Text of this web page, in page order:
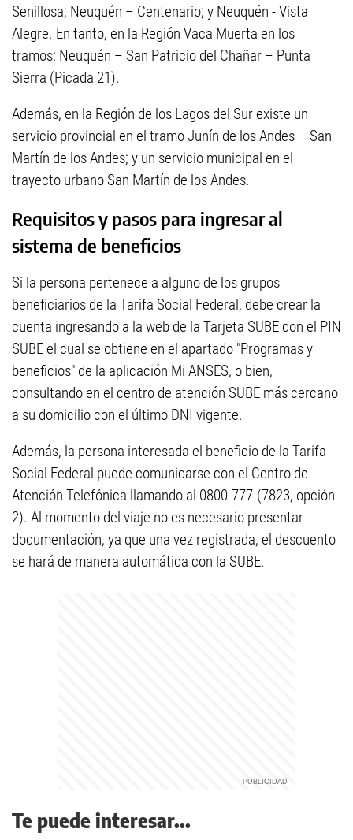
Senillosa; Neuquén – Centenario; y Neuquén - Vista
Alegre. En tanto, en la Región Vaca Muerta en los
tramos: Neuquén – San Patricio del Chañar – Punta
Sierra (Picada 21).
Además, en la Región de los Lagos del Sur existe un
servicio provincial en el tramo Junín de los Andes – San
Martín de los Andes; y un servicio municipal en el
trayecto urbano San Martín de los Andes.
Requisitos y pasos para ingresar al
sistema de beneficios
Si la persona pertenece a alguno de los grupos
beneficiarios de la Tarifa Social Federal, debe crear la
cuenta ingresando a la web de la Tarjeta SUBE con el PIN
SUBE el cual se obtiene en el apartado "Programas y
beneficios" de la aplicación Mi ANSES, o bien,
consultando en el centro de atención SUBE más cercano
a su domicilio con el último DNI vigente.
Además, la persona interesada el beneficio de la Tarifa
Social Federal puede comunicarse con el Centro de
Atención Telefónica llamando al 0800-777-(7823, opción
2). Al momento del viaje no es necesario presentar
documentación, ya que una vez registrada, el descuento
se hará de manera automática con la SUBE.
Te puede interesar...